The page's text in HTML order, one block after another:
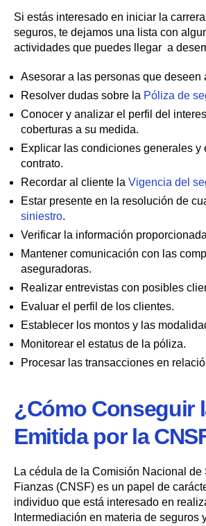
Si estás interesado en iniciar la
seguros, te dejamos una lista con
actividades que puedes llegar a
Asesorar a las personas que deseen
Resolver dudas sobre la Póliza de
Conocer y analizar el perfil del
coberturas a su medida.
Explicar las condiciones generales y
contrato.
Recordar al cliente la Vigencia del
Estar presente en la resolución de
siniestro.
Verificar la información
Mantener comunicación con las
aseguradoras.
Realizar entrevistas con posibles
Evaluar el perfil de los clientes.
Establecer los montos y las
Monitorear el estatus de la póliza.
Procesar las transacciones en
¿Cómo Conseguir
Emitida por la
La cédula de la Comisión Nacional de
Fianzas (CNSF) es un papel de
individuo que está interesado en
Intermediación en materia de seguros